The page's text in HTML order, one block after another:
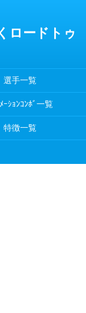
ロードトゥ
選手一覧
ｰｼｮﾝｺﾝﾎﾞ一覧
特徴一覧